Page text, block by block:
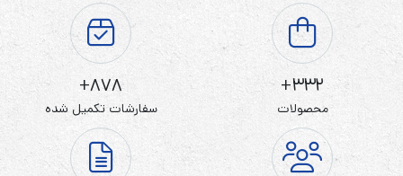
332+
محصولات
878+
سفارشات تکمیل شده